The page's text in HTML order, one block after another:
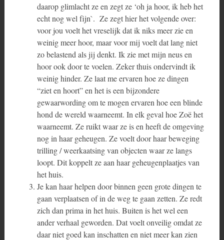
daarop glimlacht ze en zegt ze ‘oh ja hoor, ik heb het
echt nog wel fijn`. Ze zegt hier het volgende over:
voor jou voelt het vreselijk dat ik niks meer zie en
weinig meer hoor, maar voor mij voelt dat lang niet
zo belastend als jij denkt. Ik zie met mijn neus en
hoor ook door te voelen. Zeker thuis ondervindt ik
weinig hinder. Ze laat me ervaren hoe ze dingen
“ziet en hoort” en het is een bijzondere
gewaarwording om te mogen ervaren hoe een blinde
hond de wereld waarneemt. In elk geval hoe Zoë het
waarneemt. Ze ruikt waar ze is en heeft de omgeving
nog in haar geheugen. Ze voelt door haar beweging
trilling / weerkaatsing van objecten waar ze langs
loopt. Dit koppelt ze aan haar geheugenplaatjes van
het huis.
Je kan haar helpen door binnen geen grote dingen te
gaan verplaatsen of in de weg te gaan zetten. Ze redt
zich dan prima in het huis. Buiten is het wel een
ander verhaal geworden. Dat voelt onveilig omdat ze
daar niet goed kan inschatten en niet meer kan zien